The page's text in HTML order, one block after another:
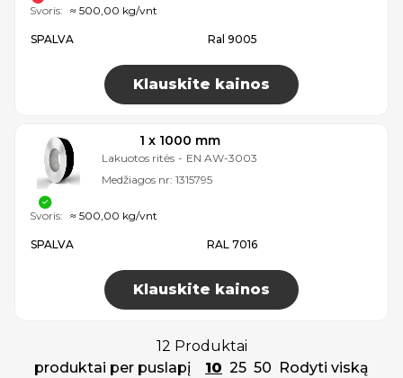
SPALVA Ral 9005
Klauskite kainos
Svoris: ≈ 500,00 kg/vnt
1 x 1000 mm
Lakuotos ritės - EN AW-3003
Medžiagos nr: 1315795
SPALVA RAL 7016
Klauskite kainos
Svoris: ≈ 500,00 kg/vnt
12 Produktai
produktai per puslapį
10 25 50 Rodyti viską